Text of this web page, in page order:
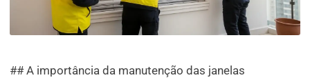
## A importância da manutenção das janelas